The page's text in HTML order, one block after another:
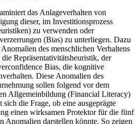
das Anlageverhalten von
dieser, im Investitionsprozess
zu verwenden oder
(Bias) zu unterliegen. Dazu
des menschlichen Verhaltens
Repräsentativitätsheuristik, der
Bias, die kognitive
Diese Anomalien des
sollen folgend vor dem
Allgemeinbildung (Financial Literacy)
sich die Frage, ob eine ausgeprägte
einen wirksamen Protektor für die fünf
Anomalien darstellen könnte. So zeigen